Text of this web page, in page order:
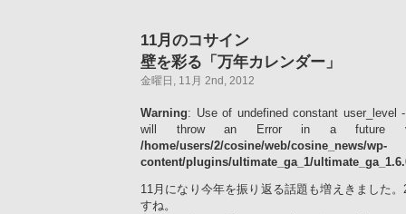
11月のコサイン
壁を彩る「万年カレンダー」
金曜日, 11月 2nd, 2012
Warning: Use of undefined constant user_level
will throw an Error in a future
/home/users/2/cosine/web/cosine_news/wp-
content/plugins/ultimate_ga_1/
11月になり今年を振り返る話題も増えきました
すね。